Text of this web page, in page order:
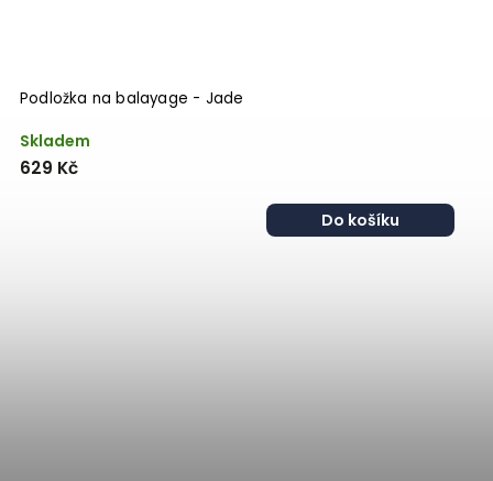
Podložka na balayage - Jade
Skladem
629 Kč
Do košíku